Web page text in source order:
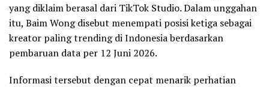
yang diklaim berasal dari TikTok Studio. Dalam unggahan
itu, Baim Wong disebut menempati posisi ketiga sebagai
kreator paling trending di Indonesia berdasarkan
pembaruan data per 12 Juni 2026.
Informasi tersebut dengan cepat menarik perhatian